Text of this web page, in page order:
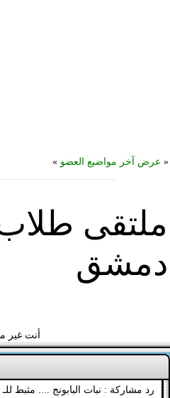
« عرض آخر مواضيع العضو »
ملتقى
دمشق
أنت غير
رد مشاركة : نبات البابونج .... مثبط للـ COX2